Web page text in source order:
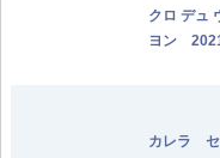
クロ デュ
ヨン
カレラ